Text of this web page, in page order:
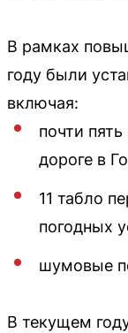
В рамках
году были
включая:
почти
дороге в
11 табло
погодных
шумовые
В текущем